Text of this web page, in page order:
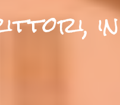
in